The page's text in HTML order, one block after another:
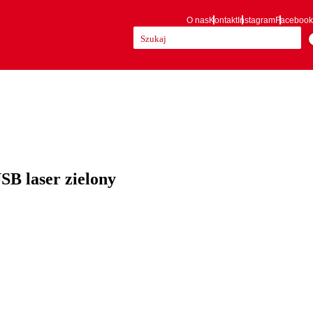
O nasKontaktInstagramFacebook
laser zielony